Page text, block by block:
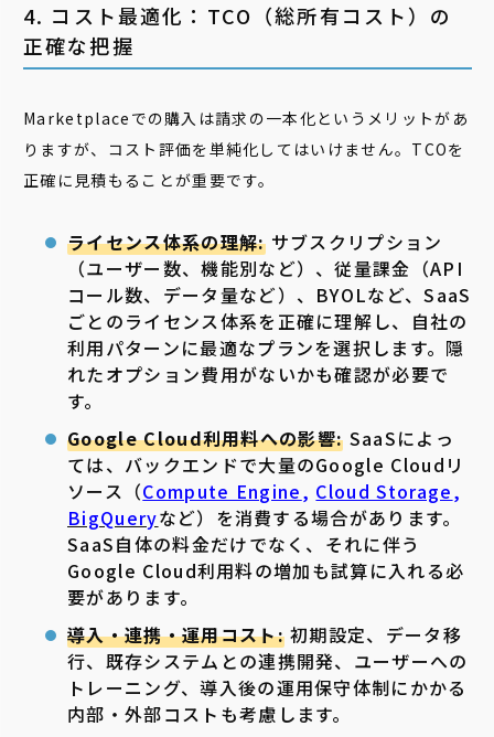
4. コスト最適化：TCO（総所有コスト）の
正確な把握
Marketplaceでの購入は請求の一本化というメリットがあ
りますが、コスト評価を単純化してはいけません。TCOを
正確に見積もることが重要です。
ライセンス体系の理解:サブスクリプション
（ユーザー数、機能別など）、従量課金（API
コール数、データ量など）、BYOLなど、SaaS
ごとのライセンス体系を正確に理解し、自社の
利用パターンに最適なプランを選択します。隠
れたオプション費用がないかも確認が必要で
す。
Google Cloud利用料への影響: SaaSによっ
ては、バックエンドで大量のGoogle Cloudリ
ソース（Compute Engine, Cloud Storage,
BigQueryなど）を消費する場合があります。
SaaS自体の料金だけでなく、それに伴う
Google Cloud利用料の増加も試算に入れる必
要があります。
導入・連携・運用コスト:初期設定、データ移
行、既存システムとの連携開発、ユーザーへの
トレーニング、導入後の運用保守体制にかかる
内部・外部コストも考慮します。